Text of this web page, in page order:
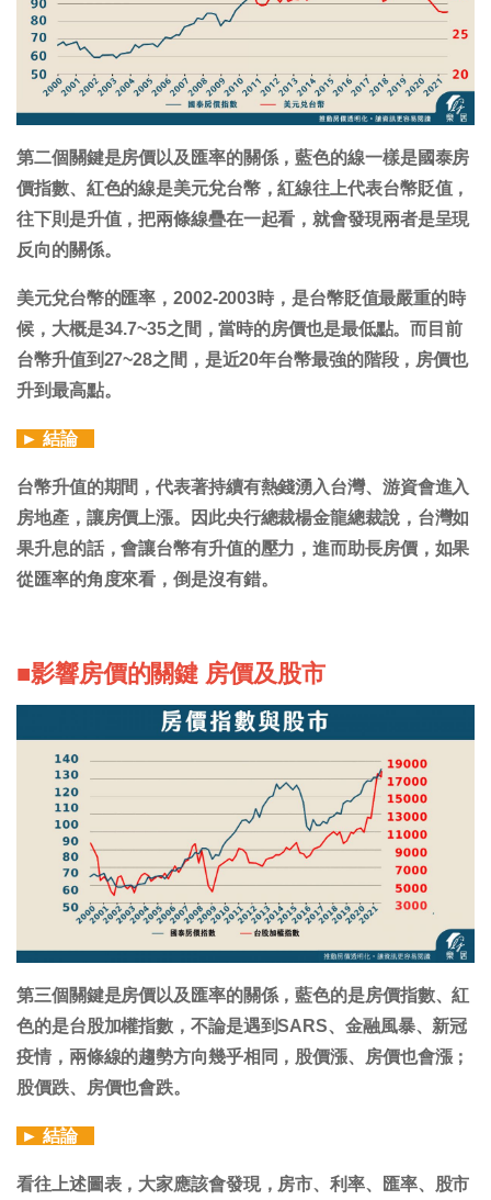
第二個關鍵是房價以及匯率的關係，藍色的線一樣是國泰房
價指數、紅色的線是美元兌台幣，紅線往上代表台幣貶值，
往下則是升值，把兩條線疊在一起看，就會發現兩者是呈現
反向的關係。
美元兌台幣的匯率，2002-2003時，是台幣貶值最嚴重的時
候，大概是34.7~35之間，當時的房價也是最低點。而目前
台幣升值到27~28之間，是近20年台幣最強的階段，房價也
升到最高點。
► 結論
台幣升值的期間，代表著持續有熱錢湧入台灣、游資會進入
房地產，讓房價上漲。因此央行總裁楊金龍總裁說，台灣如
果升息的話，會讓台幣有升值的壓力，進而助長房價，如果
從匯率的角度來看，倒是沒有錯。
■影響房價的關鍵 房價及股市
第三個關鍵是房價以及匯率的關係，藍色的是房價指數、紅
色的是台股加權指數，不論是遇到SARS、金融風暴、新冠
疫情，兩條線的趨勢方向幾乎相同，股價漲、房價也會漲；
股價跌、房價也會跌。
► 結論
看往上述圖表，大家應該會發現，房市、利率、匯率、股市